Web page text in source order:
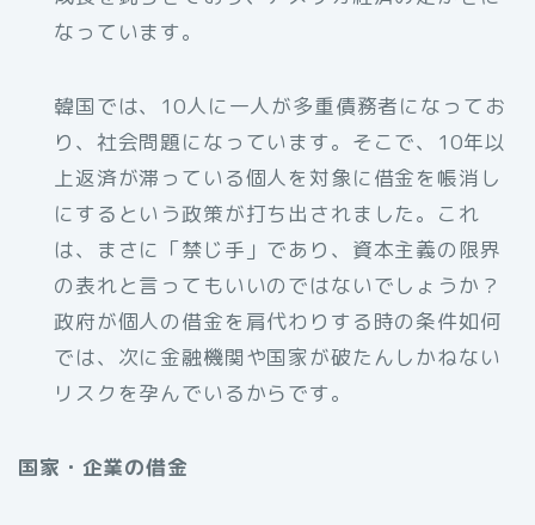
なっています。
韓国では、10人に一人が多重債務者になってお
り、社会問題になっています。そこで、10年以
上返済が滞っている個人を対象に借金を帳消し
にするという政策が打ち出されました。これ
は、まさに「禁じ手」であり、資本主義の限界
の表れと言ってもいいのではないでしょうか？
政府が個人の借金を肩代わりする時の条件如何
では、次に金融機関や国家が破たんしかねない
リスクを孕んでいるからです。
国家・企業の借金